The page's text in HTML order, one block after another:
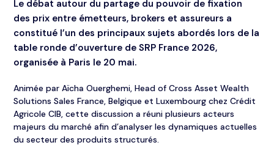
Le débat autour du partage du pouvoir de fixation
des prix entre émetteurs, brokers et assureurs a
constitué l’un des principaux sujets abordés lors de la
table ronde d’ouverture de SRP France 2026,
organisée à Paris le 20 mai.
Animée par Aïcha Ouerghemi, Head of Cross Asset Wealth
Solutions Sales France, Belgique et Luxembourg chez Crédit
Agricole CIB, cette discussion a réuni plusieurs acteurs
majeurs du marché afin d’analyser les dynamiques actuelles
du secteur des produits structurés.